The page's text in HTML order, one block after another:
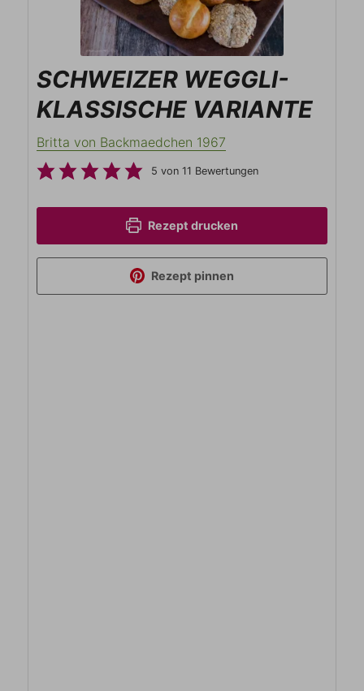
SCHWEIZER WEGGLI-
KLASSISCHE VARIANTE
Britta von Backmaedchen 1967
5 von 11 Bewertungen
Rezept drucken
Rezept pinnen